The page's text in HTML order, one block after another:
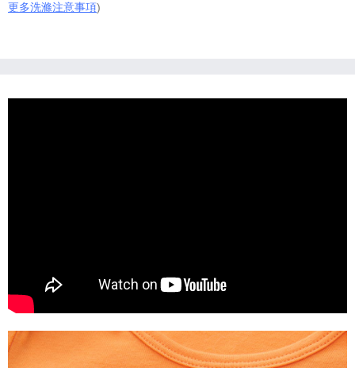
更多洗滌注意事項)